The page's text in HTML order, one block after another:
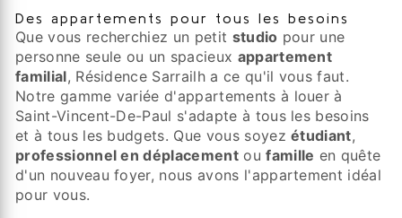
Des appartements pour tous les besoins
Que vous recherchiez un petit studio pour une
personne seule ou un spacieux appartement
familial, Résidence Sarrailh a ce qu'il vous faut.
Notre gamme variée d'appartements à louer à
Saint-Vincent-De-Paul s'adapte à tous les besoins
et à tous les budgets. Que vous soyezétudiant,
professionnel en déplacementoufamille en quête
d'un nouveau foyer, nous avons l'appartement idéal
pour vous.